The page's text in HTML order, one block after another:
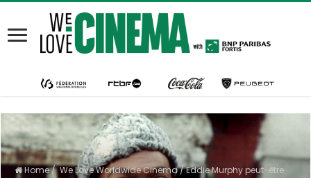
Home/We Love Worldwide Cinema/Eddie Murphy peut-être